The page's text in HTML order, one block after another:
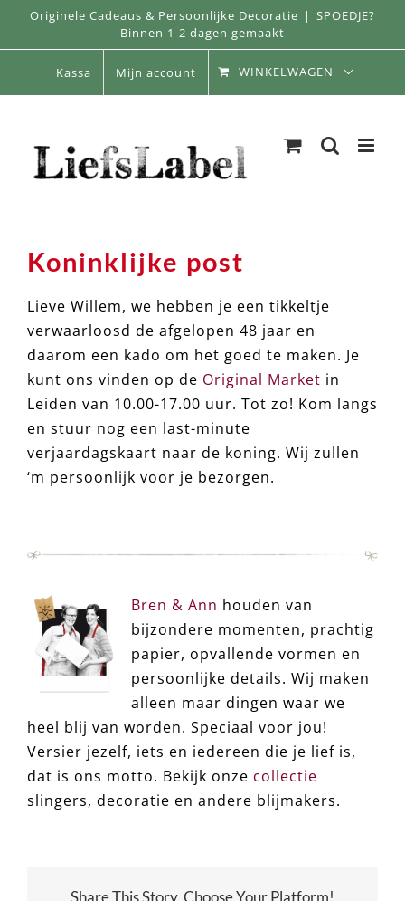
SkipOriginele Cadeaus & Persoonlijke Decoratie | SPOEDJE?
Binnen 1-2 dagen gemaakt
Kassa Mijn account WINKELWAGEN
Koninklijke post
Lieve Willem, we hebben je een tikkeltje
verwaarloosd de afgelopen 48 jaar en
daarom een kado om het goed te maken. Je
kunt ons vinden op de Original Market in
Leiden van 10.00-17.00 uur. Tot zo! Kom langs
en stuur nog een last-minute
verjaardagskaart naar de koning. Wij zullen
‘m persoonlijk voor je bezorgen.
Bren & Ann houden van
bijzondere momenten, prachtig
papier, opvallende vormen en
persoonlijke details. Wij maken
alleen maar dingen waar we
heel blij van worden. Speciaal voor jou!
Versier jezelf, iets en iedereen die je lief is,
dat is ons motto. Bekijk onze collectie
slingers, decoratie en andere blijmakers.
Share This Story, Choose Your Platform!